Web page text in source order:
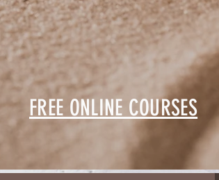
FREE ONLINE COURSES